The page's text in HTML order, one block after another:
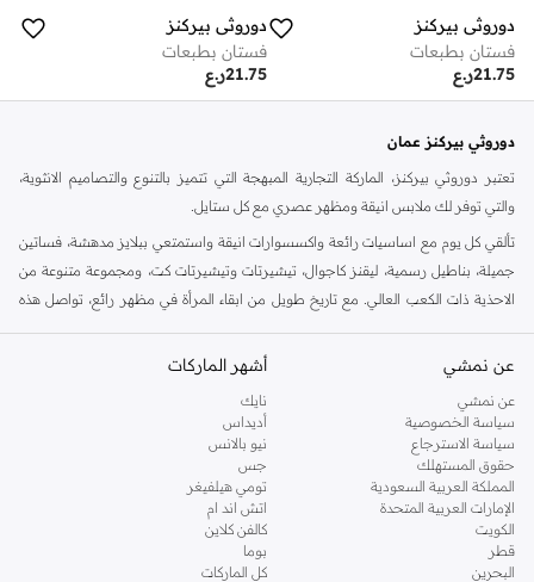
دوروثي بيركنز
فستان بطبعات
ر.ع21.75
دوروثي بيركنز
فستان بطبعات
ر.ع21.75
دوروثي بيركنز عمان
تعتبر دوروثي بيركنز، الماركة التجارية المبهجة التي تتميز بالتنوع والتصاميم الانثوية،
والتي توفر لك ملابس انيقة ومظهر عصري مع كل ستايل.
تألقي كل يوم مع اساسيات رائعة واكسسوارات انيقة واستمتعي ببلايز مدهشة، فساتين
جميلة، بناطيل رسمية، ليقنز كاجوال، تيشيرتات وتيشيرتات كت، ومجموعة متنوعة من
الاحذية ذات الكعب العالي. مع تاريخ طويل من ابقاء المرأة في مظهر رائع، تواصل هذه
كنت تقومين بتجديد خزانة ملابسك الملائمة للعمل، البحث عن فستان مثالي للحفلات او
اليه.
تسوقي دوروثي بيركنز اون لاين مسقط
تسوقي دوروثي بيركنز اون لاين من نمشي واستمتعي باكثر من الف ستايل من مجموعة
دوروثي بيركنز الشهيرة. تصفحي المجموعة كاملة في متجر دوروثي بيركنز اون لاين او
استخدمي القائمة لتحديد تجربة تسوق دوروثي بيركنز اون لاين. خدمة التوصيل السريعة
والدعم الاستثنائي يضمن لك تجربة تسوق ممتعة دائما مع نمشي.
عن نمشي
عن نمشي
سياسة الخصوصية
سياسة الاسترجاع
حقوق المستهلك
المملكة العربية السعودية
الإمارات العربية المتحدة
الكويت
قطر
البحرين
أشهر الماركات
نايك
أديداس
نيو بالانس
جس
تومي هيلفيغر
اتش اند ام
كالفن كلاين
بوما
كل الماركات